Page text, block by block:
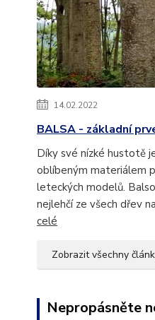
14.02.2022
BALSA - základní
Díky své nízké hustotě
oblíbeným materiálem
leteckých modelů.
nejlehčí ze všech dřev
celé
Zobrazit všechny
Nepropásněte